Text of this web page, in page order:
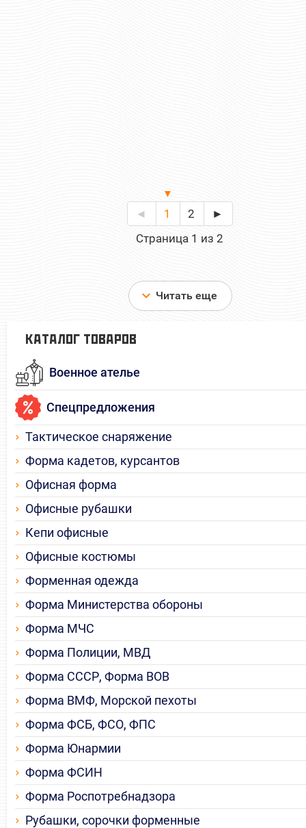
◄ 1 2
►
Страница 1 из 2
Читать еще
КАТАЛОГ ТОВАРОВ
Военное ателье
Спецпредложения
Тактическое снаряжение
Форма кадетов, курсантов
Офисная форма
Офисные рубашки
Кепи офисные
Офисные костюмы
Форменная одежда
Форма Министерства обороны
Форма МЧС
Форма Полиции, МВД
Форма СССР, Форма ВОВ
Форма ВМФ, Морской пехоты
Форма ФСБ, ФСО, ФПС
Форма Юнармии
Форма ФСИН
Форма Роспотребнадзора
Рубашки, сорочки форменные